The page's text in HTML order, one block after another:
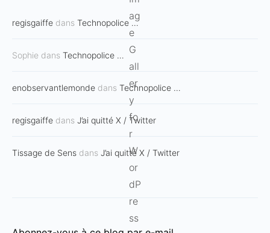
regisgaiffe dans Technopolice …
Sophie dans Technopolice …
enobservantlemonde dans Technopolice …
regisgaiffe dans J’ai quitté X / Twitter
Tissage de Sens dans J’ai quitté X / Twitter